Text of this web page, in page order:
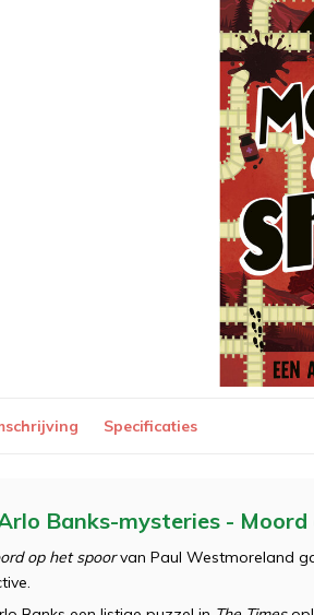
Specificaties
Banks-mysteries -
op het spoorvan Paul Westmoreland